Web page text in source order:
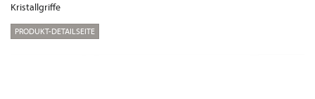
Kristallgriffe
PRODUKT-DETAILSEITE